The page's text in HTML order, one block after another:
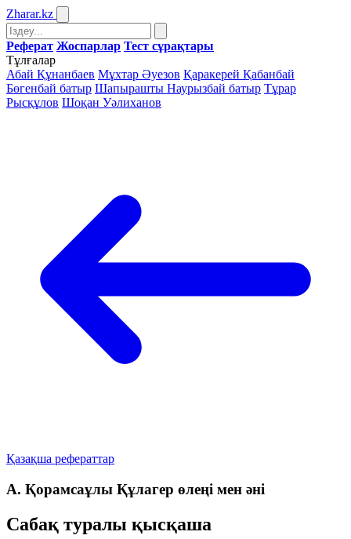
Zharar.kz
Реферат Жоспарлар Тест сұрақтары
Тұлғалар
Абай Құнанбаев Мұхтар Әуезов Қаракерей Қабанбай
Бөгенбай батыр Шапырашты Наурызбай батыр Тұрар
Рысқұлов Шоқан Уәлиханов
Қазақша рефераттар
А. Қорамсаұлы Құлагер өлеңі мен әні
Сабақ туралы қысқаша